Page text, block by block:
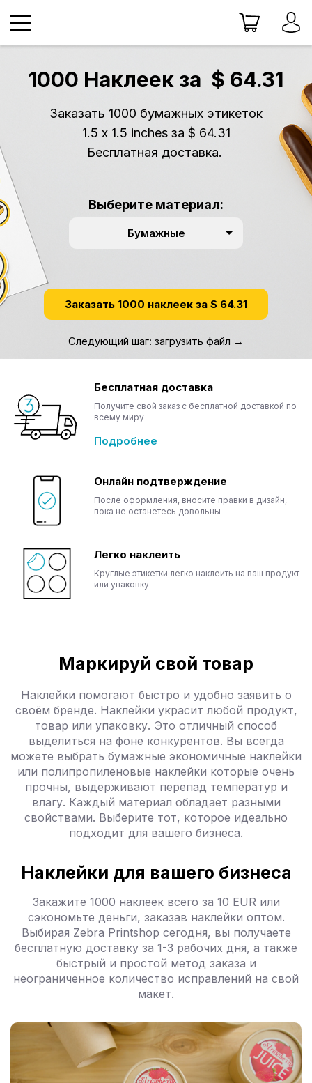
1000 Наклеек за $ 64.31
Заказать 1000 бумажных этикеток
1.5 x 1.5 inches за $ 64.31
Бесплатная доставка. ​
Выберите материал:
Бумажные
Заказать 1000 наклеек за $ 64.31
Следующий шаг: загрузить файл →
Бесплатная доставка
Получите свой заказ с бесплатной доставкой по
всему миру
Подробнее
Онлайн подтверждение
После оформления, вносите правки в дизайн,
пока не останетесь довольны
Легко наклеить
Круглые этикетки легко наклеить на ваш продукт
или упаковку
Маркируй свой товар
Наклейки помогают быстро и удобно заявить о
своём бренде. Наклейки украсит любой продукт,
товар или упаковку. Это отличный способ
выделиться на фоне конкурентов. Вы всегда
можете выбрать бумажные экономичные наклейки
или полипропиленовые наклейки которые очень
прочны, выдерживают перепад температур и
влагу. Каждый материал обладает разными
свойствами. Выберите тот, которое идеально
подходит для вашего бизнеса.
Наклейки для вашего бизнеса
Закажите 1000 наклеек всего за 10 EUR или
сэкономьте деньги, заказав наклейки оптом.
Выбирая Zebra Printshop сегодня, вы получаете
бесплатную доставку за 1-3 рабочих дня, а также
быстрый и простой метод заказа и
неограниченное количество исправлений на свой
макет.